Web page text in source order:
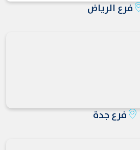
فرع الرياض
فرع جدة